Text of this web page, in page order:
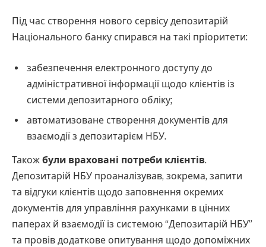
Під час створення нового сервісу депозитарій
Національного банку спирався на такі пріоритети:
забезпечення електронного доступу до
адміністративної інформації щодо клієнтів із
системи депозитарного обліку;
автоматизоване створення документів для
взаємодії з депозитарієм НБУ.
Також були враховані потреби клієнтів.
Депозитарій НБУ проаналізував, зокрема, запити
та відгуки клієнтів щодо заповнення окремих
документів для управління рахунками в цінних
паперах й взаємодії із системою “Депозитарій НБУ”
та провів додаткове опитування щодо допоміжних